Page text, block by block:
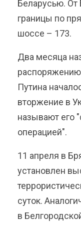
Беларусью. От
границы по
шоссе – 173.
Два месяца
Путина
вторжение в
называют его
операцией".
11 апреля в
установлен
суток.
в